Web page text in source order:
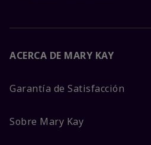
ACERCA DE MARY KAY
Garantía de Satisfacción
Sobre Mary Kay